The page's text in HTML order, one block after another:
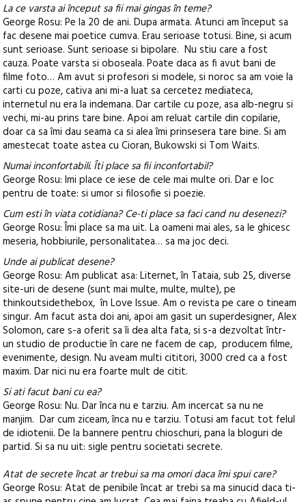
La ce varsta ai început sa fii mai gingas în teme?
George Rosu: Pe la 20 de ani. Dupa armata. Atunci am început sa
fac desene mai poetice cumva. Erau serioase totusi. Bine, si acum
sunt serioase. Sunt serioase si bipolare. Nu stiu care a fost
cauza. Poate varsta si oboseala. Poate daca as fi avut bani de
filme foto… Am avut si profesori si modele, si noroc sa am voie la
carti cu poze, cativa ani mi-a luat sa cercetez mediateca,
internetul nu era la indemana. Dar cartile cu poze, asa alb-negru si
vechi, mi-au prins tare bine. Apoi am reluat cartile din copilarie,
doar ca sa îmi dau seama ca si alea îmi prinsesera tare bine. Si am
amestecat toate astea cu Cioran, Bukowski si Tom Waits.
Numai inconfortabili. Îti place sa fii inconfortabil?
George Rosu: Imi place ce iese de cele mai multe ori. Dar e loc
pentru de toate: si umor si filosofie si poezie.
Cum esti în viata cotidiana? Ce-ti place sa faci cand nu desenezi?
George Rosu: Îmi place sa ma uit. La oameni mai ales, sa le ghicesc
meseria, hobbiurile, personalitatea… sa ma joc deci.
Unde ai publicat desene?
George Rosu: Am publicat asa: Liternet, în Tataia, sub 25, diverse
site-uri de desene (sunt mai multe, multe, multe), pe
thinkoutsidethebox, în Love Issue. Am o revista pe care o tineam
singur. Am facut asta doi ani, apoi am gasit un superdesigner, Alex
Solomon, care s-a oferit sa îi dea alta fata, si s-a dezvoltat într-
un studio de productie în care ne facem de cap, producem filme,
evenimente, design. Nu aveam multi cititori, 3000 cred ca a fost
maxim. Dar nici nu era foarte mult de citit.
Si ati facut bani cu ea?
George Rosu: Nu. Dar înca nu e tarziu. Am incercat sa nu ne
manjim. Dar cum ziceam, înca nu e tarziu. Totusi am facut tot felul
de idiotenii. De la bannere pentru chioschuri, pana la bloguri de
partid. Si sa nu uit: sigle pentru societati secrete.
Atat de secrete încat ar trebui sa ma omori daca îmi spui care?
George Rosu: Atat de penibile încat ar trebi sa ma sinucid daca ti-